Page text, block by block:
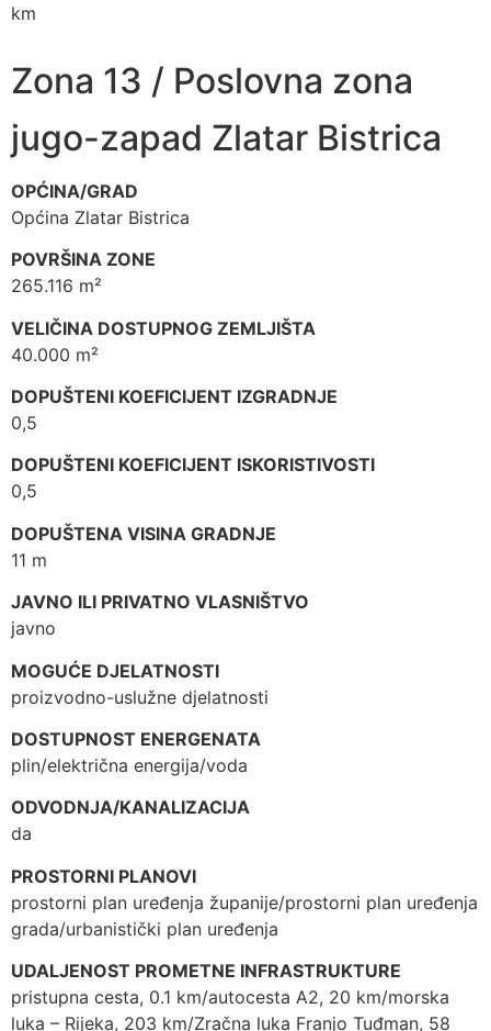
km
Zona 13 / Poslovna zona
jugo-zapad Zlatar Bistrica
OPĆINA/GRAD
Općina Zlatar Bistrica
POVRŠINA ZONE
265.116 m²
VELIČINA DOSTUPNOG ZEMLJIŠTA
40.000 m²
DOPUŠTENI KOEFICIJENT IZGRADNJE
0,5
DOPUŠTENI KOEFICIJENT ISKORISTIVOSTI
0,5
DOPUŠTENA VISINA GRADNJE
11 m
JAVNO ILI PRIVATNO VLASNIŠTVO
javno
MOGUĆE DJELATNOSTI
proizvodno-uslužne djelatnosti
DOSTUPNOST ENERGENATA
plin/električna energija/voda
ODVODNJA/KANALIZACIJA
da
PROSTORNI PLANOVI
prostorni plan uređenja županije/prostorni plan uređenja
grada/urbanistički plan uređenja
UDALJENOST PROMETNE INFRASTRUKTURE
pristupna cesta, 0.1 km/autocesta A2, 20 km/morska
luka – Rijeka, 203 km/Zračna luka Franjo Tuđman, 58